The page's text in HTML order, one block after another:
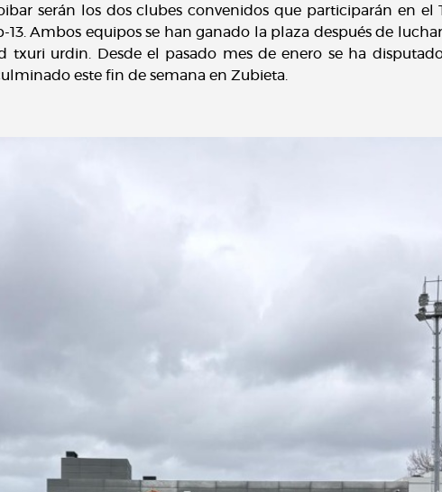
serán los dos clubes convenidos que participarán en
13. Ambos equipos se han ganado la plaza después de
txuri urdin. Desde el pasado mes de enero se ha
este fin de semana en Zubieta.